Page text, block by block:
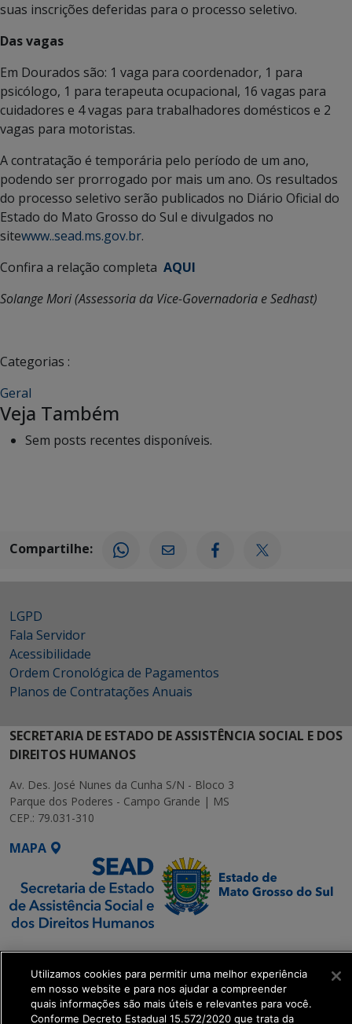
suas inscrições deferidas para o processo seletivo.
Das vagas
Em Dourados são: 1 vaga para coordenador, 1 para
psicólogo, 1 para terapeuta ocupacional, 16 vagas para
cuidadores e 4 vagas para trabalhadores domésticos e 2
vagas para motoristas.
A contratação é temporária pelo período de um ano,
podendo ser prorrogado por mais um ano. Os resultados
do processo seletivo serão publicados no Diário Oficial do
Estado do Mato Grosso do Sul e divulgados no
sitewww..sead.ms.gov.br.
Confira a relação completa AQUI
Solange Mori (Assessoria da Vice-Governadoria e Sedhast)
Categorias :
Geral
Veja Também
Sem posts recentes disponíveis.
Compartilhe:
LGPD
Fala Servidor
Acessibilidade
Ordem Cronológica de Pagamentos
Planos de Contratações Anuais
SECRETARIA DE ESTADO DE ASSISTÊNCIA SOCIAL E DOS
DIREITOS HUMANOS
Av. Des. José Nunes da Cunha S/N - Bloco 3
Parque dos Poderes - Campo Grande | MS
CEP.: 79.031-310
MAPA
SETDIG | Secretaria-
Executiva de
Transformação Digital
Utilizamos cookies para permitir uma melhor experiência
em nosso website e para nos ajudar a compreender
quais informações são mais úteis e relevantes para você.
Conforme Decreto Estadual 15.572/2020 que trata da